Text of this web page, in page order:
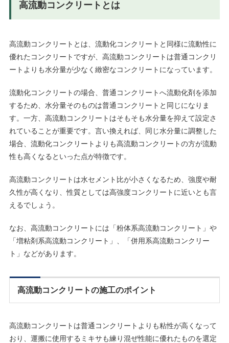
高流動コンクリートとは
高流動コンクリートとは、流動化コンクリートと同様に流動性に
優れたコンクリートですが、高流動コンクリートは普通コンクリ
ートよりも水分量が少なく緻密なコンクリートになっています。
流動化コンクリートの場合、普通コンクリートへ流動化剤を添加
するため、水分量そのものは普通コンクリートと同じになりま
す。一方、高流動コンクリートはそもそも水分量を抑えて設定さ
れていることが重要です。言い換えれば、同じ水分量に調整した
場合、流動化コンクリートよりも高流動コンクリートの方が流動
性も高くなるといった点が特徴です。
高流動コンクリートは水セメント比が小さくなるため、強度や耐
久性が高くなり、性質としては高強度コンクリートに近いとも言
えるでしょう。
なお、高流動コンクリートには「粉体系高流動コンクリート」や
「増粘剤系高流動コンクリート」、「併用系高流動コンクリー
ト」などがあります。
高流動コンクリートの施工のポイント
高流動コンクリートは普通コンクリートよりも粘性が高くなって
おり、運搬に使用するミキサも練り混ぜ性能に優れたものを選定